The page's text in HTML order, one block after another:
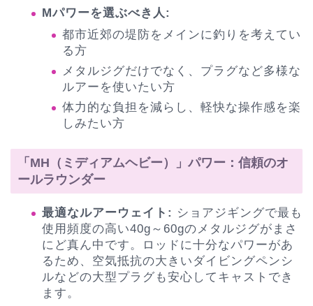
Mパワーを選ぶべき人:
都市近郊の堤防をメインに釣りを考えてい
る方
メタルジグだけでなく、プラグなど多様な
ルアーを使いたい方
体力的な負担を減らし、軽快な操作感を楽
しみたい方
「MH（ミディアムヘビー）」パワー：信頼のオ
ールラウンダー
最適なルアーウェイト: ショアジギングで最も
使用頻度の高い40g～60gのメタルジグがまさ
にど真ん中です。ロッドに十分なパワーがあ
るため、空気抵抗の大きいダイビングペンシ
ルなどの大型プラグも安心してキャストでき
ます。